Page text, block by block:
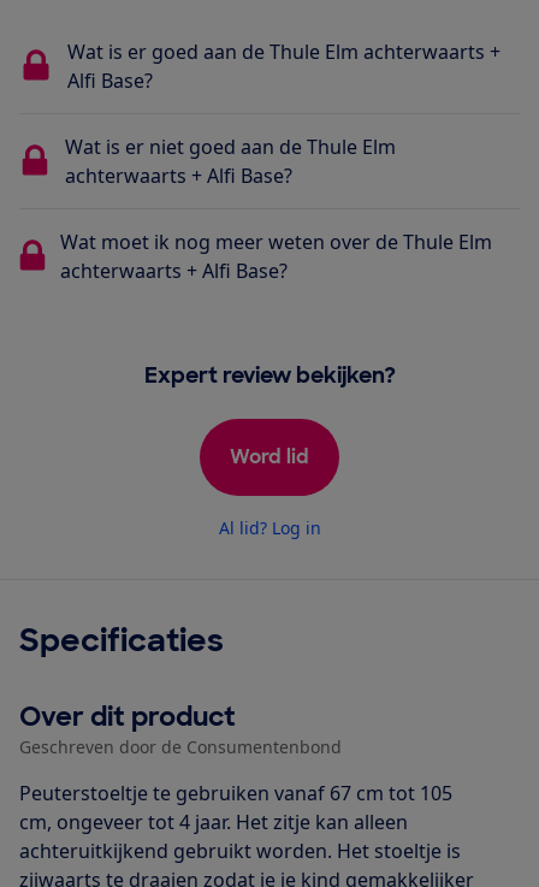
Wat is er goed aan de Thule Elm achterwaarts +
Alfi Base?
Wat is er niet goed aan de Thule Elm
achterwaarts + Alfi Base?
Wat moet ik nog meer weten over de Thule Elm
achterwaarts + Alfi Base?
Expert review bekijken?
Word lid
Al lid? Log in
Specificaties
Over dit product
Geschreven door de Consumentenbond
Peuterstoeltje te gebruiken vanaf 67 cm tot 105
cm, ongeveer tot 4 jaar. Het zitje kan alleen
achteruitkijkend gebruikt worden. Het stoeltje is
zijwaarts te draaien zodat je je kind gemakkelijker